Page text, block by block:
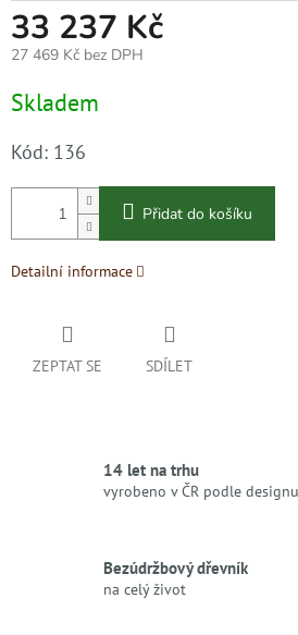
33 237 Kč
27 469 Kč bez DPH
cena:
Skladem
Kód: 136
Přidat do košíku
Detailní informace
ZEPTAT SE SDÍLET
14 let na trhu
vyrobeno v ČR podle
Bezúdržbový dřevník
na celý život